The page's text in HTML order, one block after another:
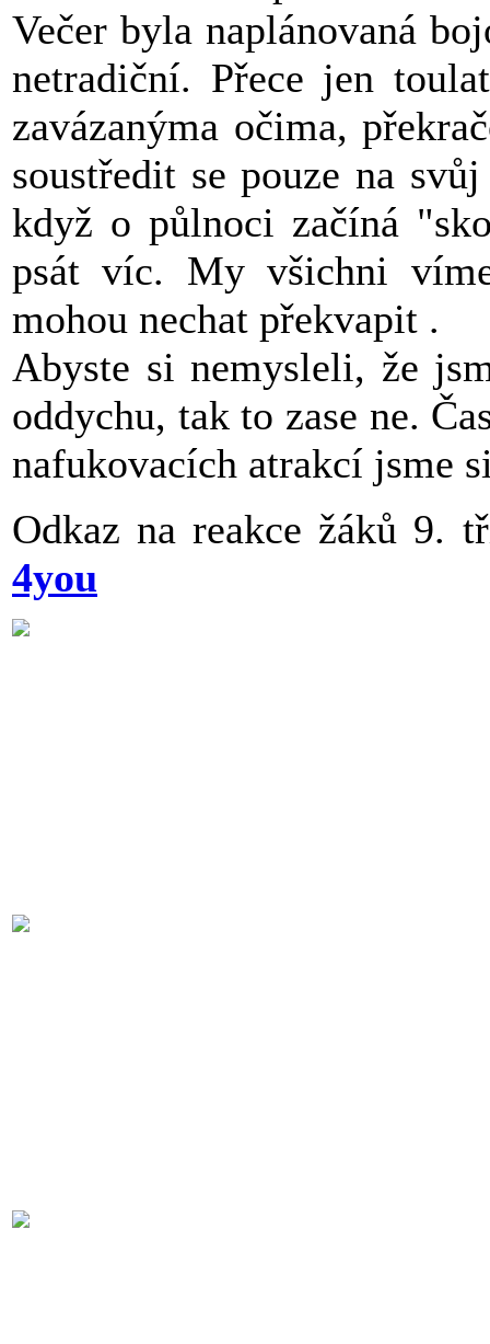
Večer byla naplánovaná
netradiční. Přece jen
zavázanýma očima,
soustředit se pouze na
když o půlnoci začíná
psát víc. My všichni
mohou nechat překvapit .
Abyste si nemysleli, že
oddychu, tak to zase ne.
nafukovacích atrakcí jsme
Odkaz na reakce žáků 9.
4you